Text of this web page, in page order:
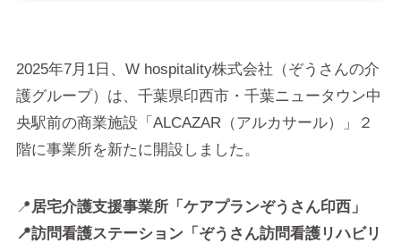
2025年7月1日、W hospitality株式会社（ぞうさんの介
護グループ）は、千葉県印西市・千葉ニュータウン中
央駅前の商業施設「ALCAZAR（アルカサール）」２
階に事業所を新たに開設しました。
📍居宅介護支援事業所「ケアプランぞうさん印西」
📍訪問看護ステーション「ぞうさん訪問看護リハビリ